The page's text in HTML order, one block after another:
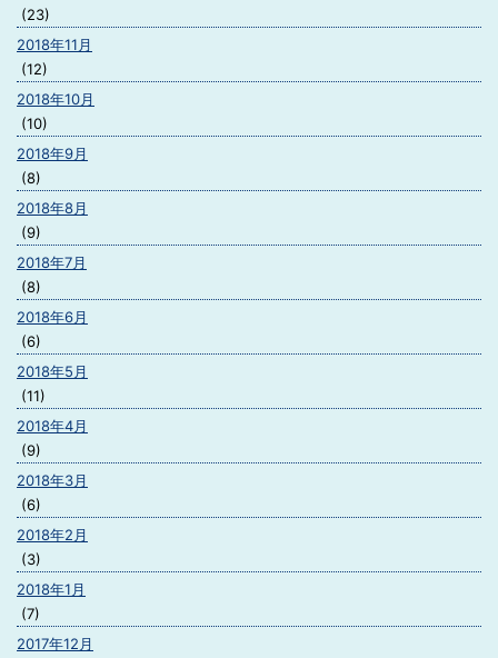
(23)
2018年11月
(12)
2018年10月
(10)
2018年9月
(8)
2018年8月
(9)
2018年7月
(8)
2018年6月
(6)
2018年5月
(11)
2018年4月
(9)
2018年3月
(6)
2018年2月
(3)
2018年1月
(7)
2017年12月